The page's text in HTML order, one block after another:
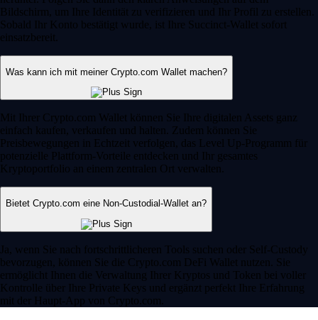
Bildschirm, um Ihre Identität zu verifizieren und Ihr Profil zu erstellen.
Sobald Ihr Konto bestätigt wurde, ist Ihre Succinct-Wallet sofort
einsatzbereit.
Was kann ich mit meiner Crypto.com Wallet machen?
Mit Ihrer Crypto.com Wallet können Sie Ihre digitalen Assets ganz
einfach kaufen, verkaufen und halten. Zudem können Sie
Preisbewegungen in Echtzeit verfolgen, das Level Up-Programm für
potenzielle Plattform-Vorteile entdecken und Ihr gesamtes
Kryptoportfolio an einem zentralen Ort verwalten.
Bietet Crypto.com eine Non-Custodial-Wallet an?
Ja, wenn Sie nach fortschrittlicheren Tools suchen oder Self-Custody
bevorzugen, können Sie die Crypto.com DeFi Wallet nutzen. Sie
ermöglicht Ihnen die Verwaltung Ihrer Kryptos und Token bei voller
Kontrolle über Ihre Private Keys und ergänzt perfekt Ihre Erfahrung
mit der Haupt-App von Crypto.com.